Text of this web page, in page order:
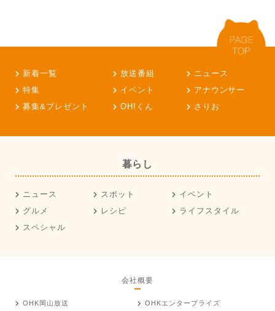
新着一覧 放送番組
ニュース
特集
イベント
アナウンサー
募集&プレゼント
OH!くん さりお
暮らし
ニュース スポット
イベント
グルメ
レシピ
ライフスタイル
スペシャル
会社概要
OHK岡山放送
OHKエンタープライズ